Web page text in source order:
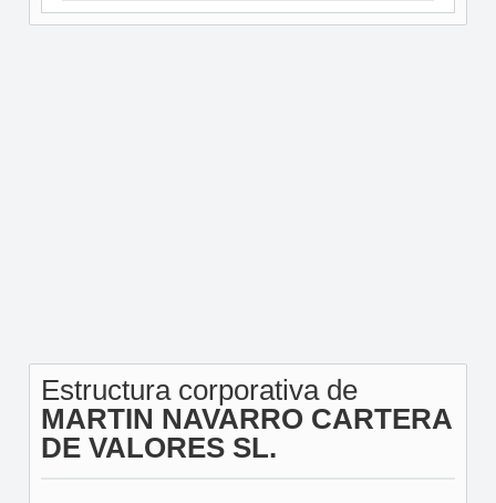
Estructura corporativa de
MARTIN NAVARRO CARTERA
DE VALORES SL.